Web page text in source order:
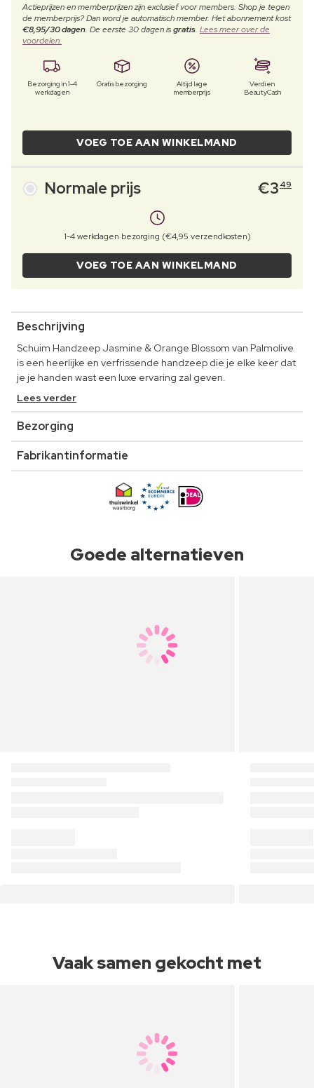
Actieprijzen en memberprijzen zijn exclusief voor members. Shop je tegen
de memberprijs? Dan word je automatisch member. Het abonnement kost
€8,95/30 dagen. De eerste 30 dagen isgratis. Lees meer over de
voordelen.
Bezorging in 1-4
werkdagen
Gratis bezorging
Altijd lage
memberprijs
Verdien
BeautyCash
VOEG TOE AAN WINKELMAND
Normale prijs €3 49
1-4 werkdagen bezorging (€4,95 verzendkosten)
VOEG TOE AAN WINKELMAND
Beschrijving
Schuim Handzeep Jasmine & Orange Blossom van Palmolive
is een heerlijke en verfrissende handzeep die je elke keer dat
je je handen wast een luxe ervaring zal geven.
Lees verder
Bezorging
Fabrikantinformatie
Goede alternatieven
Vaak samen gekocht met